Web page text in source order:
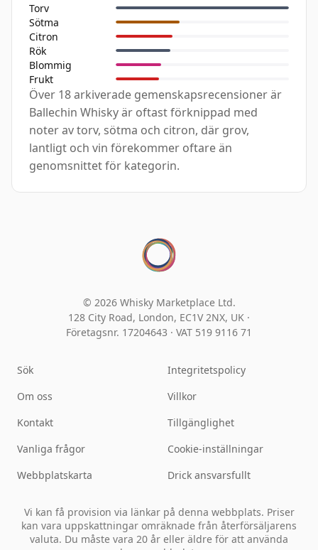
Torv
Sötma
Citron
Rök
Blommig
Frukt
Över 18 arkiverade gemenskapsrecensioner är
Ballechin Whisky är oftast förknippad med
noter av torv, sötma och citron, där grov,
lantligt och vin förekommer oftare än
genomsnittet för kategorin.
© 2026 Whisky Marketplace Ltd.
128 City Road, London, EC1V 2NX, UK ·
Företagsnr. 17204643 · VAT 519 9116 71
Sök
Om oss
Kontakt
Vanliga frågor
Webbplatskarta
Integritetspolicy
Villkor
Tillgänglighet
Cookie-inställningar
Drick ansvarsfullt
Vi kan få provision via länkar på denna webbplats. Priser
kan vara uppskattningar omräknade från återförsäljarens
valuta. Du måste vara 20 år eller äldre för att använda